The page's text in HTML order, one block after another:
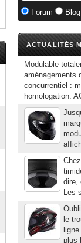
Forum
ACTUALITÉS
Modulable
aménagements
concurrentiel :
homologation.
dire,
Les
le
plus